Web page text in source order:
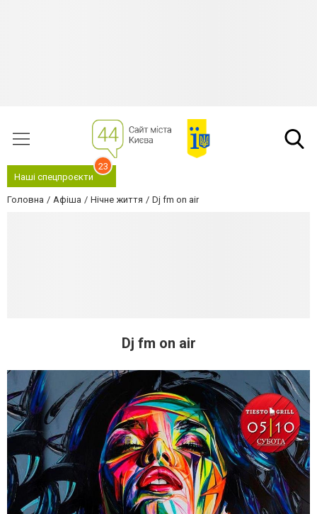
Наші спецпроєкти
23
Головна Афіша Нічне життя Dj fm on air
Dj fm on air